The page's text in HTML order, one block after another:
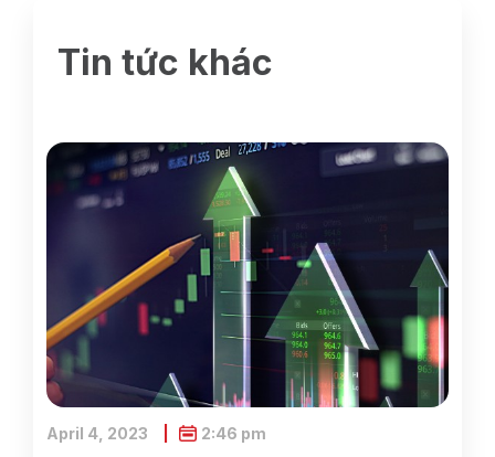
Tin tức khác
April 4, 2023 2:46 pm